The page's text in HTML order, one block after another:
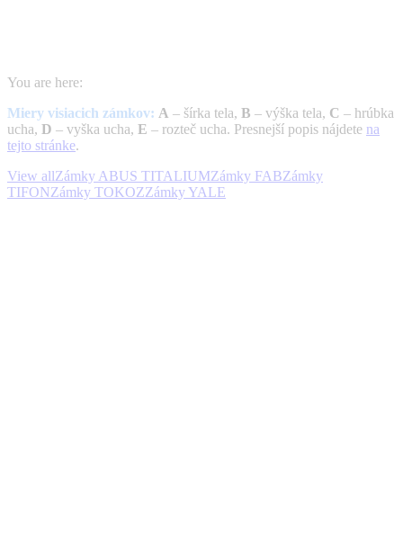
You are here:
Miery visiacich zámkov: A – šírka tela, B – výška tela, C – hrúbka
ucha, D – vyška ucha, E – rozteč ucha. Presnejší popis nájdete na
tejto stránke.
View allZámky ABUS TITALIUMZámky FABZámky
TIFONZámky TOKOZZámky YALE